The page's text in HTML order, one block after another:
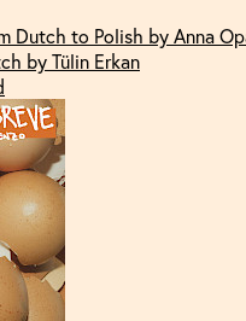
Dutch to Polish by Anna
by Tülin Erkan